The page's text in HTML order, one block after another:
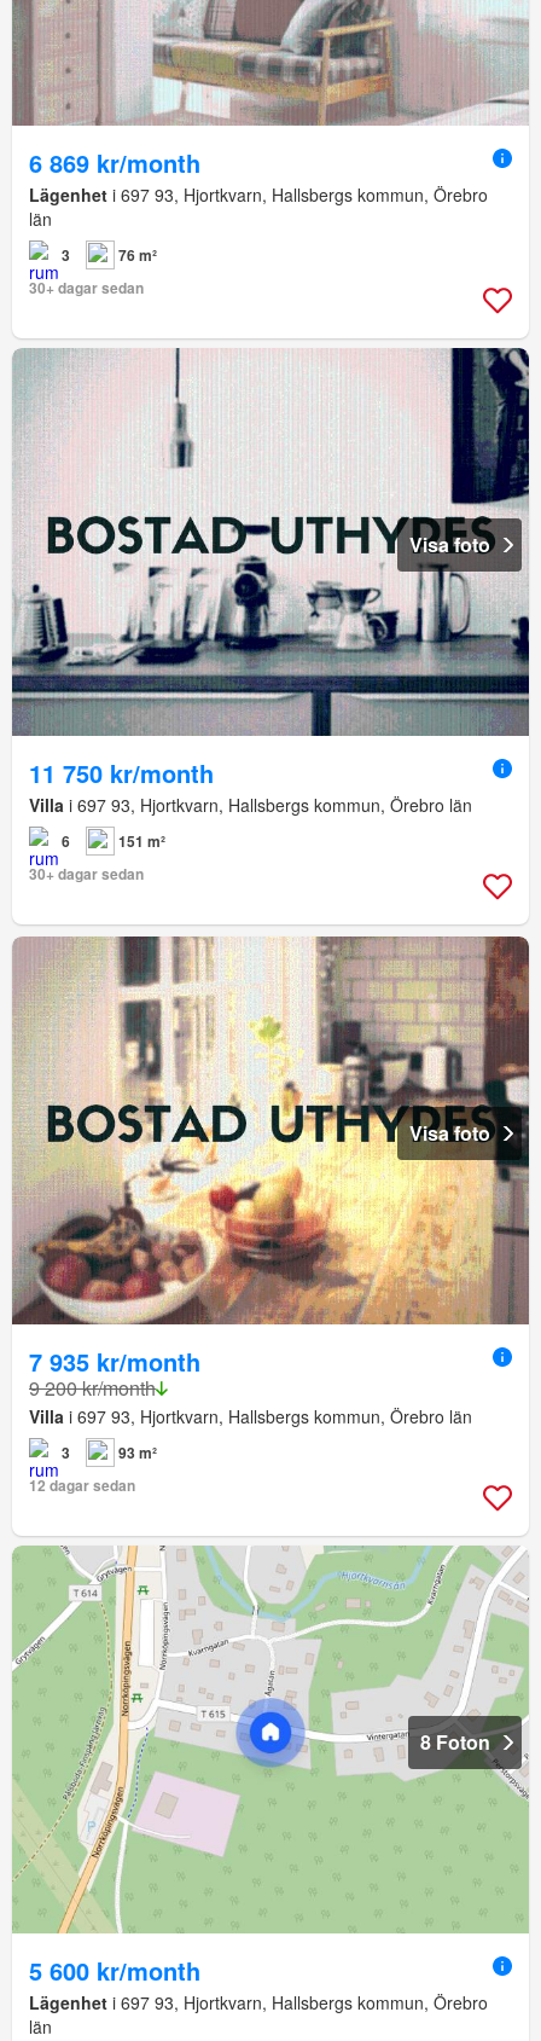
6 869 kr/month
Lägenhet i 697 93, Hjortkvarn, Hallsbergs kommun, Örebro
län
3
76 m²
30+ dagar sedan
Visa foto
11 750 kr/month
Villa i 697 93, Hjortkvarn, Hallsbergs kommun, Örebro län
6
151 m²
30+ dagar sedan
Visa foto
7 935 kr/month
9 200 kr/month
Villa i 697 93, Hjortkvarn, Hallsbergs kommun, Örebro län
3
93 m²
12 dagar sedan
8 Foton
5 600 kr/month
Lägenhet i 697 93, Hjortkvarn, Hallsbergs kommun, Örebro
län